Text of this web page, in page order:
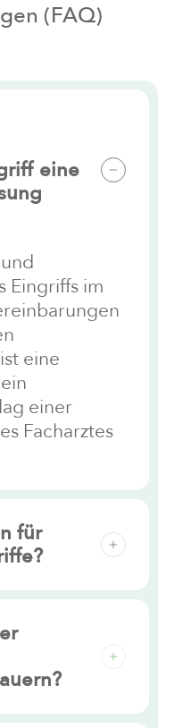
(FAQ)
eine
Eingriffs im
eine
einer
Facharztes
für
geplant,
der
Eingriffs